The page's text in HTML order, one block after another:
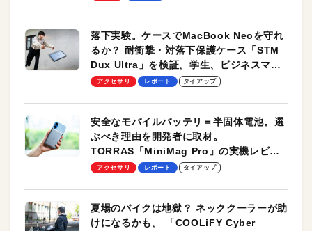
落下実験。ケースでMacBook Neoを守れ
るか？ 耐衝撃・対落下保護ケース「STM
Dux Ultra」を検証。学生、ビジネスマン
のモバイルユースに最適！
アクセサリ レポート タイアップ
安全なモバイルバッテリ＝半固体電池。選
ぶべき理由を開発者に取材。
TORRAS「MiniMag Pro」の実機レビュ
ーも
アクセサリ レポート タイアップ
夏場のバイクは地獄？ ネッククーラーが助
けになるかも。 「COOLiFY Cyber